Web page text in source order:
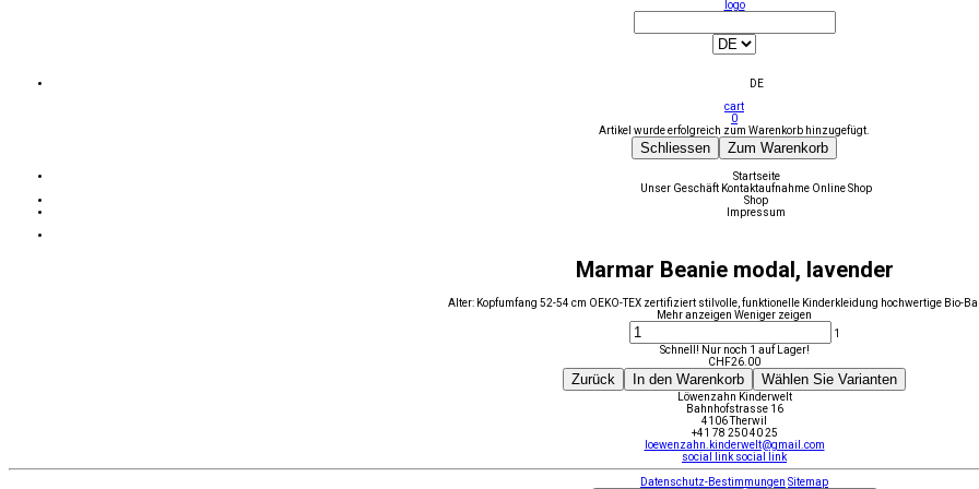
logo
DE
cart
0
Artikel wurde erfolgreich zum Warenkorb hinzugefügt.
Schliessen Zum Warenkorb
Startseite
Unser Geschäft Kontaktaufnahme Online Shop
Shop
Impressum
Marmar Beanie modal, lavender
Alter: Kopfumfang 52-54 cm OEKO-TEX zertifiziert stilvolle, funktionelle Kinderkleidung hochwertige Bio-
Mehr anzeigen Weniger zeigen
1
Schnell! Nur noch 1 auf Lager!
CHF26.00
Zurück In den Warenkorb Wählen Sie Varianten
Löwenzahn Kinderwelt
Bahnhofstrasse 16
4106 Therwil
+41 78 250 40 25
loewenzahn.kinderwelt@gmail.com
social link social link
Datenschutz-Bestimmungen Sitemap